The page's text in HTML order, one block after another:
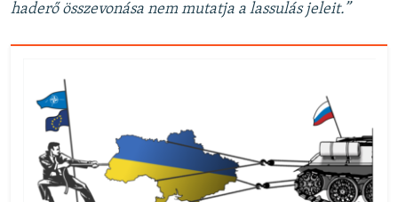
haderő összevonása nem mutatja a lassulás jeleit.”